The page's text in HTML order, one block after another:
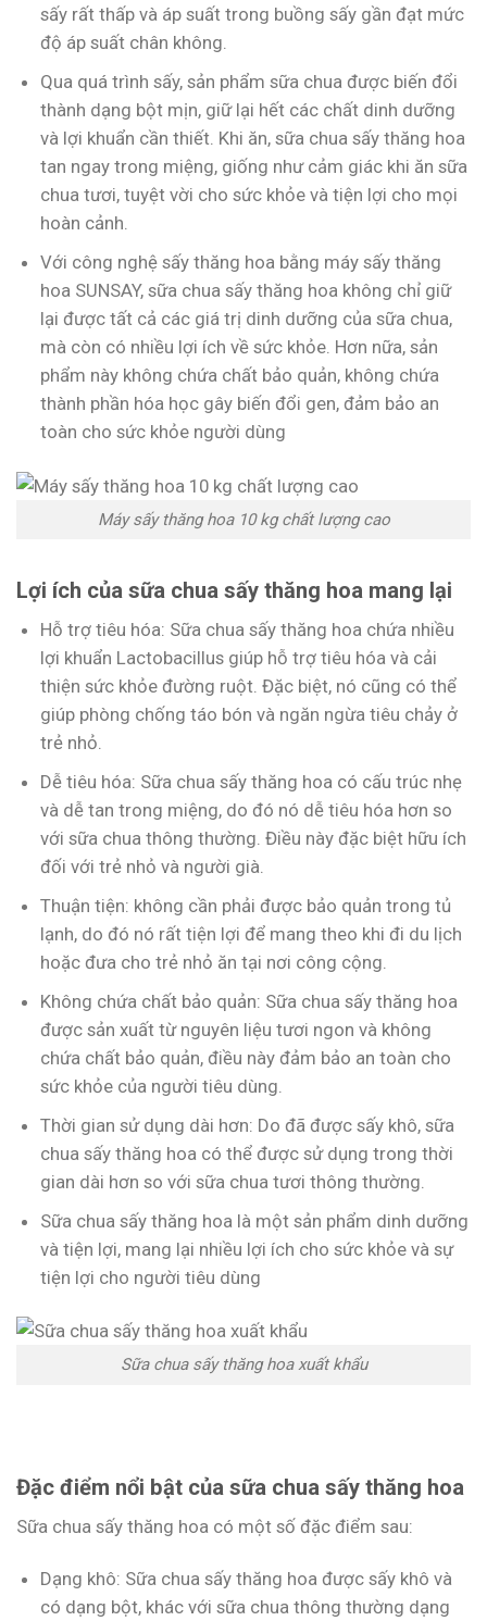
sấy rất thấp và áp suất trong buồng sấy gần đạt mức
độ áp suất chân không.
Qua quá trình sấy, sản phẩm sữa chua được biến đổi
thành dạng bột mịn, giữ lại hết các chất dinh dưỡng
và lợi khuẩn cần thiết. Khi ăn, sữa chua sấy thăng hoa
tan ngay trong miệng, giống như cảm giác khi ăn sữa
chua tươi, tuyệt vời cho sức khỏe và tiện lợi cho mọi
hoàn cảnh.
Với công nghệ sấy thăng hoa bằng máy sấy thăng
hoa SUNSAY, sữa chua sấy thăng hoa không chỉ giữ
lại được tất cả các giá trị dinh dưỡng của sữa chua,
mà còn có nhiều lợi ích về sức khỏe. Hơn nữa, sản
phẩm này không chứa chất bảo quản, không chứa
thành phần hóa học gây biến đổi gen, đảm bảo an
toàn cho sức khỏe người dùng
Máy sấy thăng hoa 10 kg chất lượng cao
Lợi ích của sữa chua sấy thăng hoa mang lại
Hỗ trợ tiêu hóa: Sữa chua sấy thăng hoa chứa nhiều
lợi khuẩn Lactobacillus giúp hỗ trợ tiêu hóa và cải
thiện sức khỏe đường ruột. Đặc biệt, nó cũng có thể
giúp phòng chống táo bón và ngăn ngừa tiêu chảy ở
trẻ nhỏ.
Dễ tiêu hóa: Sữa chua sấy thăng hoa có cấu trúc nhẹ
và dễ tan trong miệng, do đó nó dễ tiêu hóa hơn so
với sữa chua thông thường. Điều này đặc biệt hữu ích
đối với trẻ nhỏ và người già.
Thuận tiện: không cần phải được bảo quản trong tủ
lạnh, do đó nó rất tiện lợi để mang theo khi đi du lịch
hoặc đưa cho trẻ nhỏ ăn tại nơi công cộng.
Không chứa chất bảo quản: Sữa chua sấy thăng hoa
được sản xuất từ nguyên liệu tươi ngon và không
chứa chất bảo quản, điều này đảm bảo an toàn cho
sức khỏe của người tiêu dùng.
Thời gian sử dụng dài hơn: Do đã được sấy khô, sữa
chua sấy thăng hoa có thể được sử dụng trong thời
gian dài hơn so với sữa chua tươi thông thường.
Sữa chua sấy thăng hoa là một sản phẩm dinh dưỡng
và tiện lợi, mang lại nhiều lợi ích cho sức khỏe và sự
tiện lợi cho người tiêu dùng
Sữa chua sấy thăng hoa xuất khẩu
Đặc điểm nổi bật của sữa chua sấy thăng hoa
Sữa chua sấy thăng hoa có một số đặc điểm sau:
Dạng khô: Sữa chua sấy thăng hoa được sấy khô và
có dạng bột, khác với sữa chua thông thường dạng